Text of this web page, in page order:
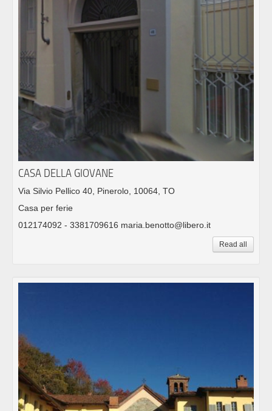
CASA DELLA GIOVANE
Via Silvio Pellico 40, Pinerolo, 10064, TO
Casa per ferie
012174092 - 3381709616 maria.benotto@libero.it
Read all